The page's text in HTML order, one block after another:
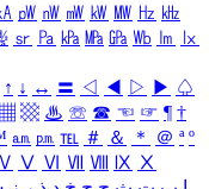
㎺ ㎻ ㎽ ㎾ ㎿ ㎐ ㎑
㏛ ㎩ ㎪ ㎫ ㎬ ㏝ ㏐
㏓
↑ ↓ ↔ 〓 ◁ ◀ ▷ ▶ ♤
▩ ♨ ☏ ☎ ☜ ☞ ¶ †
㏂ ㏘ ℡ ＃ ＆ ＊ ＠ ª º
Ⅳ Ⅴ Ⅵ Ⅶ Ⅷ Ⅸ Ⅹ